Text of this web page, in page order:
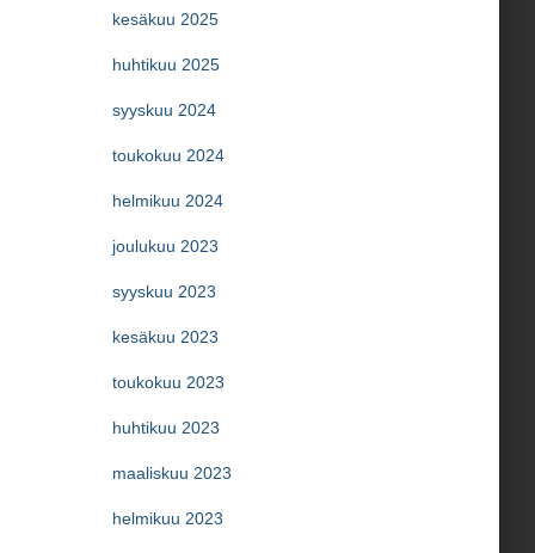
kesäkuu 2025
huhtikuu 2025
syyskuu 2024
toukokuu 2024
helmikuu 2024
joulukuu 2023
syyskuu 2023
kesäkuu 2023
toukokuu 2023
huhtikuu 2023
maaliskuu 2023
helmikuu 2023